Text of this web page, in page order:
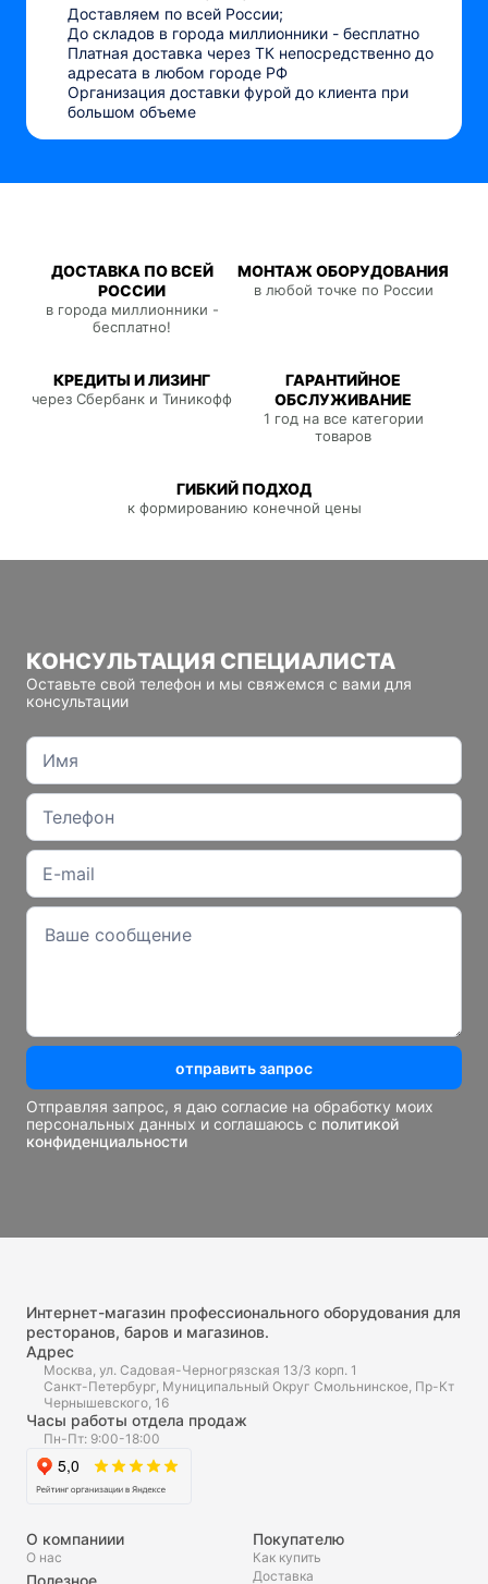
Доставляем по всей России;
До складов в города миллионники - бесплатно
Платная доставка через ТК непосредственно до
адресата в любом городе РФ
Организация доставки фурой до клиента при
большом объеме
ДОСТАВКА ПО ВСЕЙ
РОССИИ
в города миллионники -
бесплатно!
МОНТАЖ ОБОРУДОВАНИЯ
в любой точке по России
КРЕДИТЫ И ЛИЗИНГ
через Сбербанк и Тиникофф
ГАРАНТИЙНОЕ
ОБСЛУЖИВАНИЕ
1 год на все категории
товаров
ГИБКИЙ ПОДХОД
к формированию конечной цены
КОНСУЛЬТАЦИЯ СПЕЦИАЛИСТА
Оставьте свой телефон и мы свяжемся с вами для
консультации
отправить запрос
Отправляя запрос, я даю согласие на обработку моих
персональных данных и соглашаюсь с политикой
конфиденциальности
Интернет-магазин профессионального оборудования для
ресторанов, баров и магазинов.
Адрес
Москва, ул. Садовая-Черногрязская 13/3 корп. 1
Санкт-Петербург, Муниципальный Округ Смольнинское, Пр-Кт
Чернышевского, 16
Часы работы отдела продаж
Пн-Пт: 9:00-18:00
О компаниии
О нас
Полезное
Покупателю
Как купить
Доставка